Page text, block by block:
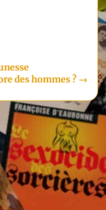
des hommes ? →